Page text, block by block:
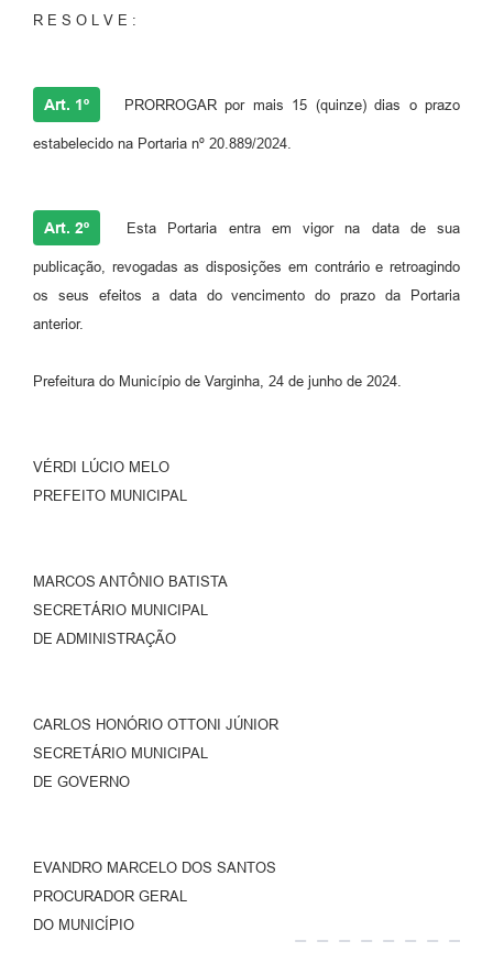
R E S O L V E :
Art. 1º PRORROGAR por mais 15 (quinze) dias o prazo
estabelecido na Portaria nº 20.889/2024.
Art. 2º Esta Portaria entra em vigor na data de sua
publicação, revogadas as disposições em contrário e retroagindo
os seus efeitos a data do vencimento do prazo da Portaria
anterior.
Prefeitura do Município de Varginha, 24 de junho de 2024.
VÉRDI LÚCIO MELO
PREFEITO MUNICIPAL
MARCOS ANTÔNIO BATISTA
SECRETÁRIO MUNICIPAL
DE ADMINISTRAÇÃO
CARLOS HONÓRIO OTTONI JÚNIOR
SECRETÁRIO MUNICIPAL
DE GOVERNO
EVANDRO MARCELO DOS SANTOS
PROCURADOR GERAL
DO MUNICÍPIO